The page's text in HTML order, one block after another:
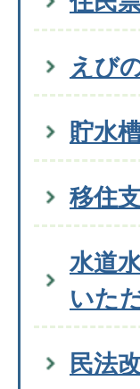
えび
貯水
移住
水道
いた
民法